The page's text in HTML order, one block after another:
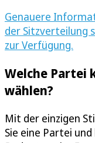
Genauere
der Sitzverteilung
zur Verfügung.
Welche Partei
wählen?
Mit der einzigen
Sie eine Partei